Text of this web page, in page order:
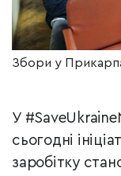
Збори у
У
сьогодні
заробітку